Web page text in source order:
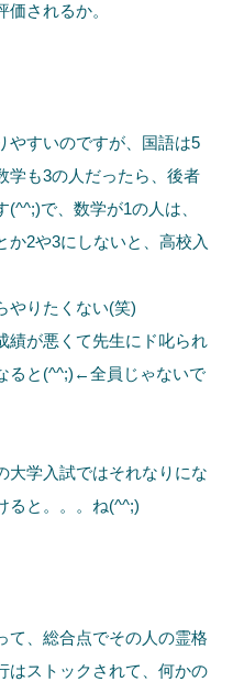
されるか。
やすいのですが、国語は5
学も3の人だったら、後者
で、数学が1の人は、
か2や3にしないと、高校入
やりたくない(笑)
績が悪くて先生にド叱られ
ると(^^;)←全員じゃないで
大学入試ではそれなりにな
ると。。。ね(^^;)
て、総合点でその人の霊格
はストックされて、何かの